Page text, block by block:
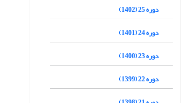
دوره 25 (1402)
دوره 24 (1401)
دوره 23 (1400)
دوره 22 (1399)